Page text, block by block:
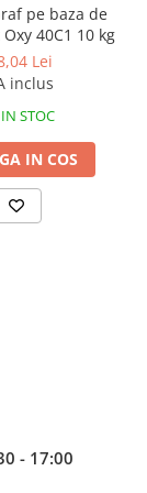
pe baza de
40C1 10 kg
Lei
inclus
IN STOC
IN COS
- 17:00